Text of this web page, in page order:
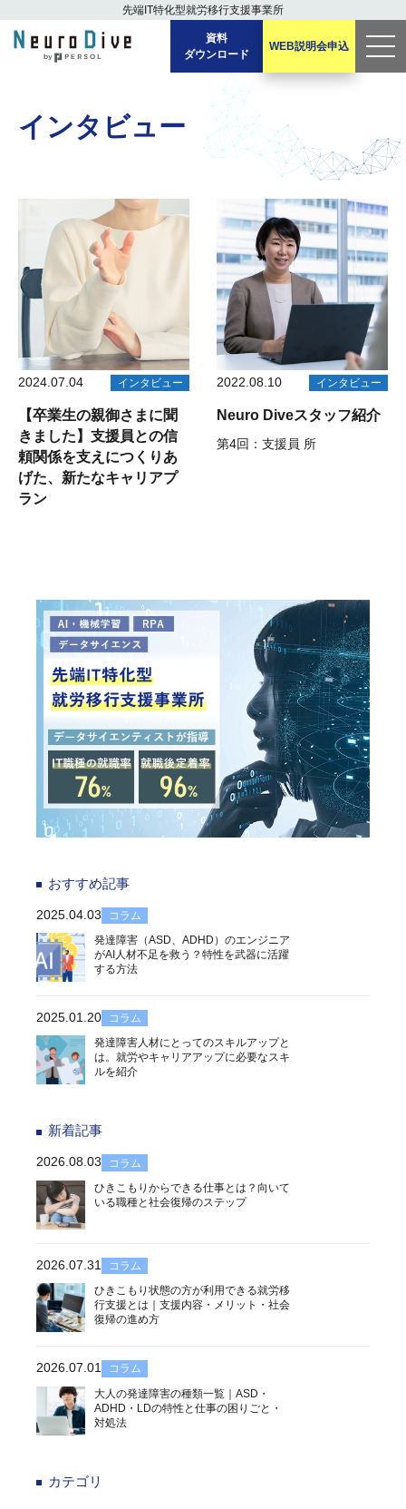
先端IT特化型就労移行支援事業所
men
資料
ダウンロード
WEB説明会申込
インタビュー
2024.07.04 インタビュー
【卒業生の親御さまに聞
きました】支援員との信
頼関係を支えにつくりあ
げた、新たなキャリアプ
ラン
2022.08.10 インタビュー
Neuro Diveスタッフ紹介
第4回：支援員 所
おすすめ記事
2025.04.03
コラム
発達障害（ASD、ADHD）のエンジニア
がAI人材不足を救う？特性を武器に活躍
する方法
2025.01.20
コラム
発達障害人材にとってのスキルアップと
は。就労やキャリアアップに必要なスキ
ルを紹介
新着記事
2026.08.03
コラム
ひきこもりからできる仕事とは？向いて
いる職種と社会復帰のステップ
2026.07.31
コラム
ひきこもり状態の方が利用できる就労移
行支援とは｜支援内容・メリット・社会
復帰の進め方
2026.07.01
コラム
大人の発達障害の種類一覧｜ASD・
ADHD・LDの特性と仕事の困りごと・
対処法
カテゴリ